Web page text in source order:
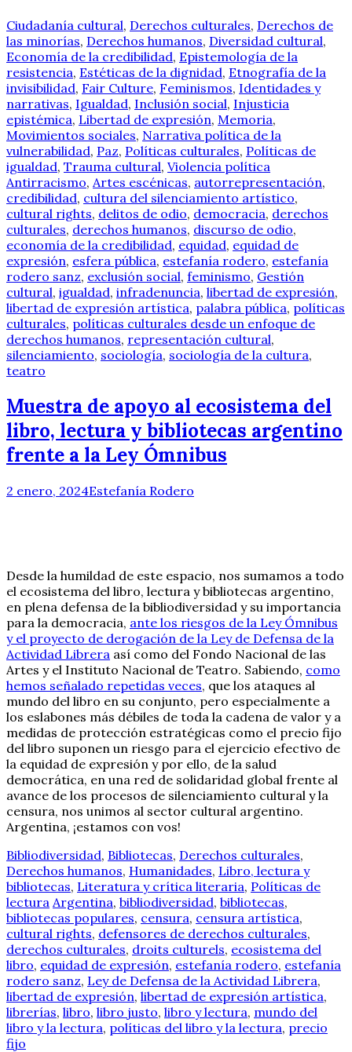
Ciudadanía cultural, Derechos culturales, Derechos de
las minorías, Derechos humanos, Diversidad cultural,
Economía de la credibilidad, Epistemología de la
resistencia, Estéticas de la dignidad, Etnografía de la
invisibilidad, Fair Culture, Feminismos, Identidades y
narrativas, Igualdad, Inclusión social, Injusticia
epistémica, Libertad de expresión, Memoria,
Movimientos sociales, Narrativa política de la
vulnerabilidad, Paz, Políticas culturales, Políticas de
igualdad, Trauma cultural, Violencia política
Antirracismo, Artes escénicas, autorrepresentación,
credibilidad, cultura del silenciamiento artístico,
cultural rights, delitos de odio, democracia, derechos
culturales, derechos humanos, discurso de odio,
economía de la credibilidad, equidad, equidad de
expresión, esfera pública, estefanía rodero, estefanía
rodero sanz, exclusión social, feminismo, Gestión
cultural, igualdad, infradenuncia, libertad de expresión,
libertad de expresión artística, palabra pública, políticas
culturales, políticas culturales desde un enfoque de
derechos humanos, representación cultural,
silenciamiento, sociología, sociología de la cultura,
teatro
Muestra de apoyo al ecosistema del
libro, lectura y bibliotecas argentino
frente a la Ley Ómnibus
2 enero, 2024Estefanía Rodero
Desde la humildad de este espacio, nos sumamos a todo
el ecosistema del libro, lectura y bibliotecas argentino,
en plena defensa de la bibliodiversidad y su importancia
para la democracia, ante los riesgos de la Ley Ómnibus
y el proyecto de derogación de la Ley de Defensa de la
Actividad Librera así como del Fondo Nacional de las
Artes y el Instituto Nacional de Teatro. Sabiendo, como
hemos señalado repetidas veces, que los ataques al
mundo del libro en su conjunto, pero especialmente a
los eslabones más débiles de toda la cadena de valor y a
medidas de protección estratégicas como el precio fijo
del libro suponen un riesgo para el ejercicio efectivo de
la equidad de expresión y por ello, de la salud
democrática, en una red de solidaridad global frente al
avance de los procesos de silenciamiento cultural y la
censura, nos unimos al sector cultural argentino.
Argentina, ¡estamos con vos!
Bibliodiversidad, Bibliotecas, Derechos culturales,
Derechos humanos, Humanidades, Libro, lectura y
bibliotecas, Literatura y crítica literaria, Políticas de
lectura Argentina, bibliodiversidad, bibliotecas,
bibliotecas populares, censura, censura artística,
cultural rights, defensores de derechos culturales,
derechos culturales, droits culturels, ecosistema del
libro, equidad de expresión, estefanía rodero, estefanía
rodero sanz, Ley de Defensa de la Actividad Librera,
libertad de expresión, libertad de expresión artística,
librerías, libro, libro justo, libro y lectura, mundo del
libro y la lectura, políticas del libro y la lectura, precio
fijo